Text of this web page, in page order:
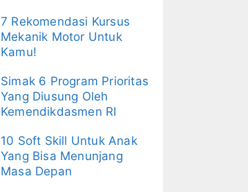
7 Rekomendasi Kursus
Mekanik Motor Untuk
Kamu!
Simak 6 Program Prioritas
Yang Diusung Oleh
Kemendikdasmen RI
10 Soft Skill Untuk Anak
Yang Bisa Menunjang
Masa Depan